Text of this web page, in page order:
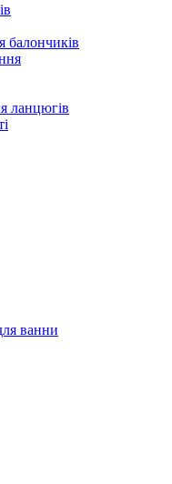
балончиків
ланцюгів
ванни